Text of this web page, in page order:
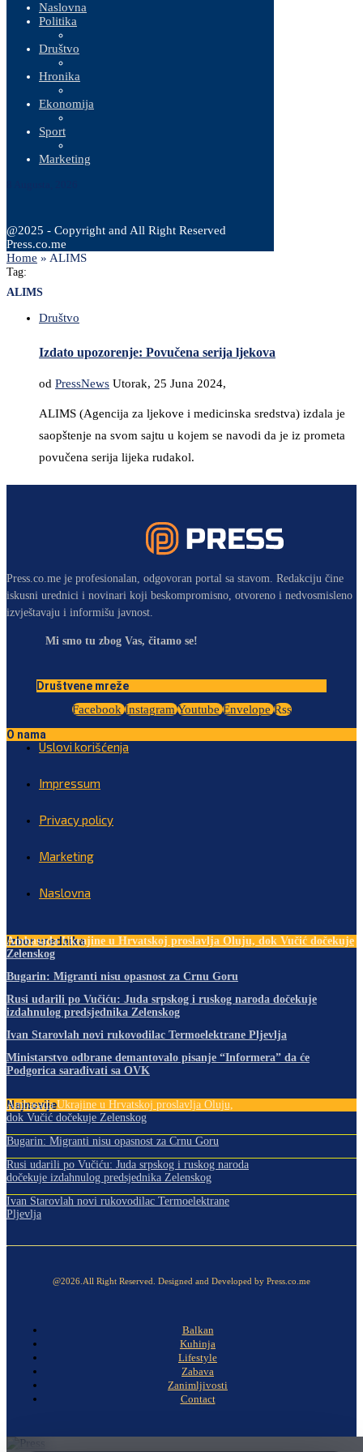
Naslovna
Politika
Društvo
Hronika
Ekonomija
Sport
Marketing
@2025 - Copyright and All Right Reserved
Press.co.me
Home » ALIMS
Tag:
ALIMS
Društvo
Izdato upozorenje: Povučena serija ljekova
od PressNews Utorak, 25 Juna 2024,
ALIMS (Agencija za ljekove i medicinska sredstva) izdala je
saopštenje na svom sajtu u kojem se navodi da je iz prometa
povučena serija lijeka rudakol.
Press.co.me je profesionalan, odgovoran portal sa stavom. Redakciju čine
iskusni urednici i novinari koji beskompromisno, otvoreno i nedvosmisleno
izvještavaju i informišu javnost.
Mi smo tu zbog Vas, čitamo se!
Društvene mreže
Facebook Instagram Youtube Envelope Rss
O nama
Uslovi korišćenja
Impressum
Privacy policy
Marketing
Naslovna
Izbor urednika
Ambasada Ukrajine u Hrvatskoj proslavlja Oluju, dok Vučić dočekuje
Zelenskog
Bugarin: Migranti nisu opasnost za Crnu Goru
Rusi udarili po Vučiću: Juda srpskog i ruskog naroda dočekuje
izdahnulog predsjednika Zelenskog
Ivan Starovlah novi rukovodilac Termoelektrane Pljevlja
Ministarstvo odbrane demantovalo pisanje “Informera” da će
Podgorica sarađivati sa OVK
Najnovije
Ambasada Ukrajine u Hrvatskoj proslavlja Oluju,
dok Vučić dočekuje Zelenskog
Bugarin: Migranti nisu opasnost za Crnu Goru
Rusi udarili po Vučiću: Juda srpskog i ruskog naroda
dočekuje izdahnulog predsjednika Zelenskog
Ivan Starovlah novi rukovodilac Termoelektrane
Pljevlja
@2026.All Right Reserved. Designed and Developed by Press.co.me
Balkan
Kuhinja
Lifestyle
Zabava
Zanimljivosti
Contact